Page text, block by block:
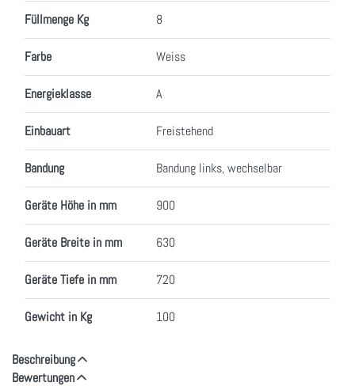
Füllmenge Kg 8
Farbe Weiss
Energieklasse A
Einbauart Freistehend
Bandung Bandung links, wechselbar
Geräte Höhe in mm 900
Geräte Breite in mm 630
Geräte Tiefe in mm 720
Gewicht in Kg 100
Beschreibung
Bewertungen